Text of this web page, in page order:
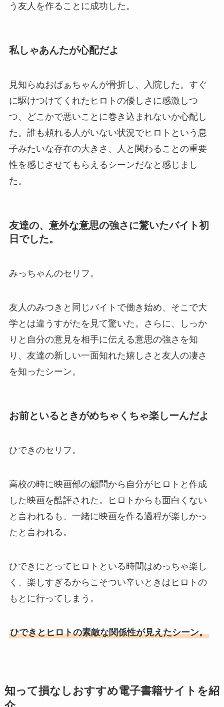
う友人を作ることに成功した。
私しゃあんたが心配だよ
見知らぬおばぁちゃんが骨折し、入院した。すぐ
に駆けつけてくれたヒロトの優しさに感激しつ
つ、どこかで悪いことに巻き込まれないか心配し
た。誰も頼れる人がいない状況でヒロトという息
子みたいな存在の大きさ、人と関わることの重要
性を感じさせてもらえるシーンだなと感じまし
た。
友達の、意外な意思の強さに驚いたバイト初
日でした。
みっちゃんのセリフ。
友人のみつきと同じバイトで働き始め、そこで大
学とは違うすがたを見て驚いた。さらに、しっか
りと自分の意見を相手に伝える意思の強さを知
り、友達の新しい一面知れた嬉しさと友人の凄さ
を知ったシーン。
お前といるときがめちゃくちゃ楽しーんだよ
ひできのセリフ。
高校の時に映画部の顧問から自分がヒロトと作成
した映画を酷評された。ヒロトからも面白くない
と言われるも、一緒に映画を作る過程が楽しかっ
たと言われる。
ひできにとってヒロトといる時間はめっちゃ楽し
く、楽しすぎるからこそつい辛いときはヒロトの
もとに行ってしまう。
ひできとヒロトの素敵な関係性が見えたシーン。
知って損なしおすすめ電子書籍サイトを紹